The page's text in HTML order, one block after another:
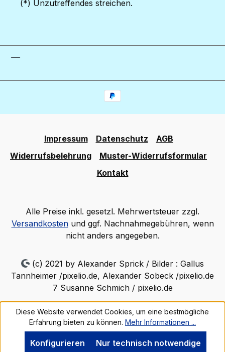
(*) Unzutreffendes streichen.
Impressum Datenschutz
AGB
Widerrufsbelehrung
Muster-Widerrufsformular
Kontakt
Alle Preise inkl. gesetzl. Mehrwertsteuer zzgl.
Versandkostenund ggf. Nachnahmegebühren, wenn
nicht anders angegeben.
(c) 2021 by Alexander Sprick / Bilder : Gallus
Tannheimer /pixelio.de, Alexander Sobeck /pixelio.de
7 Susanne Schmich / pixelio.de
Diese Website verwendet Cookies, um eine bestmögliche
Erfahrung bieten zu können. Mehr Informationen ...
Nur technisch notwendige
Konfigurieren